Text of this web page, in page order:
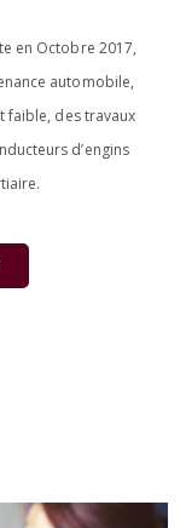
en Octobre 2017,
automobile,
faible, des travaux
d’engins